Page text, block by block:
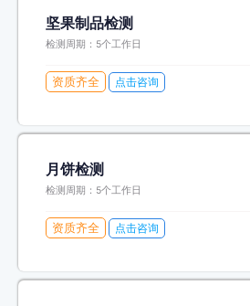
坚果制品检测
检测周期：5个工作日
资质齐全 点击咨询
月饼检测
检测周期：5个工作日
资质齐全 点击咨询